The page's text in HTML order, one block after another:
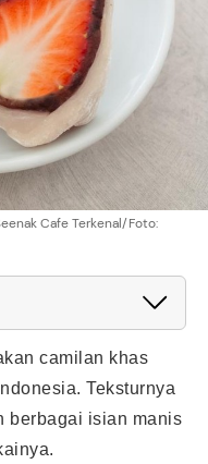
Cafe Terkenal/Foto:
camilan khas
Teksturnya
berbagai isian manis